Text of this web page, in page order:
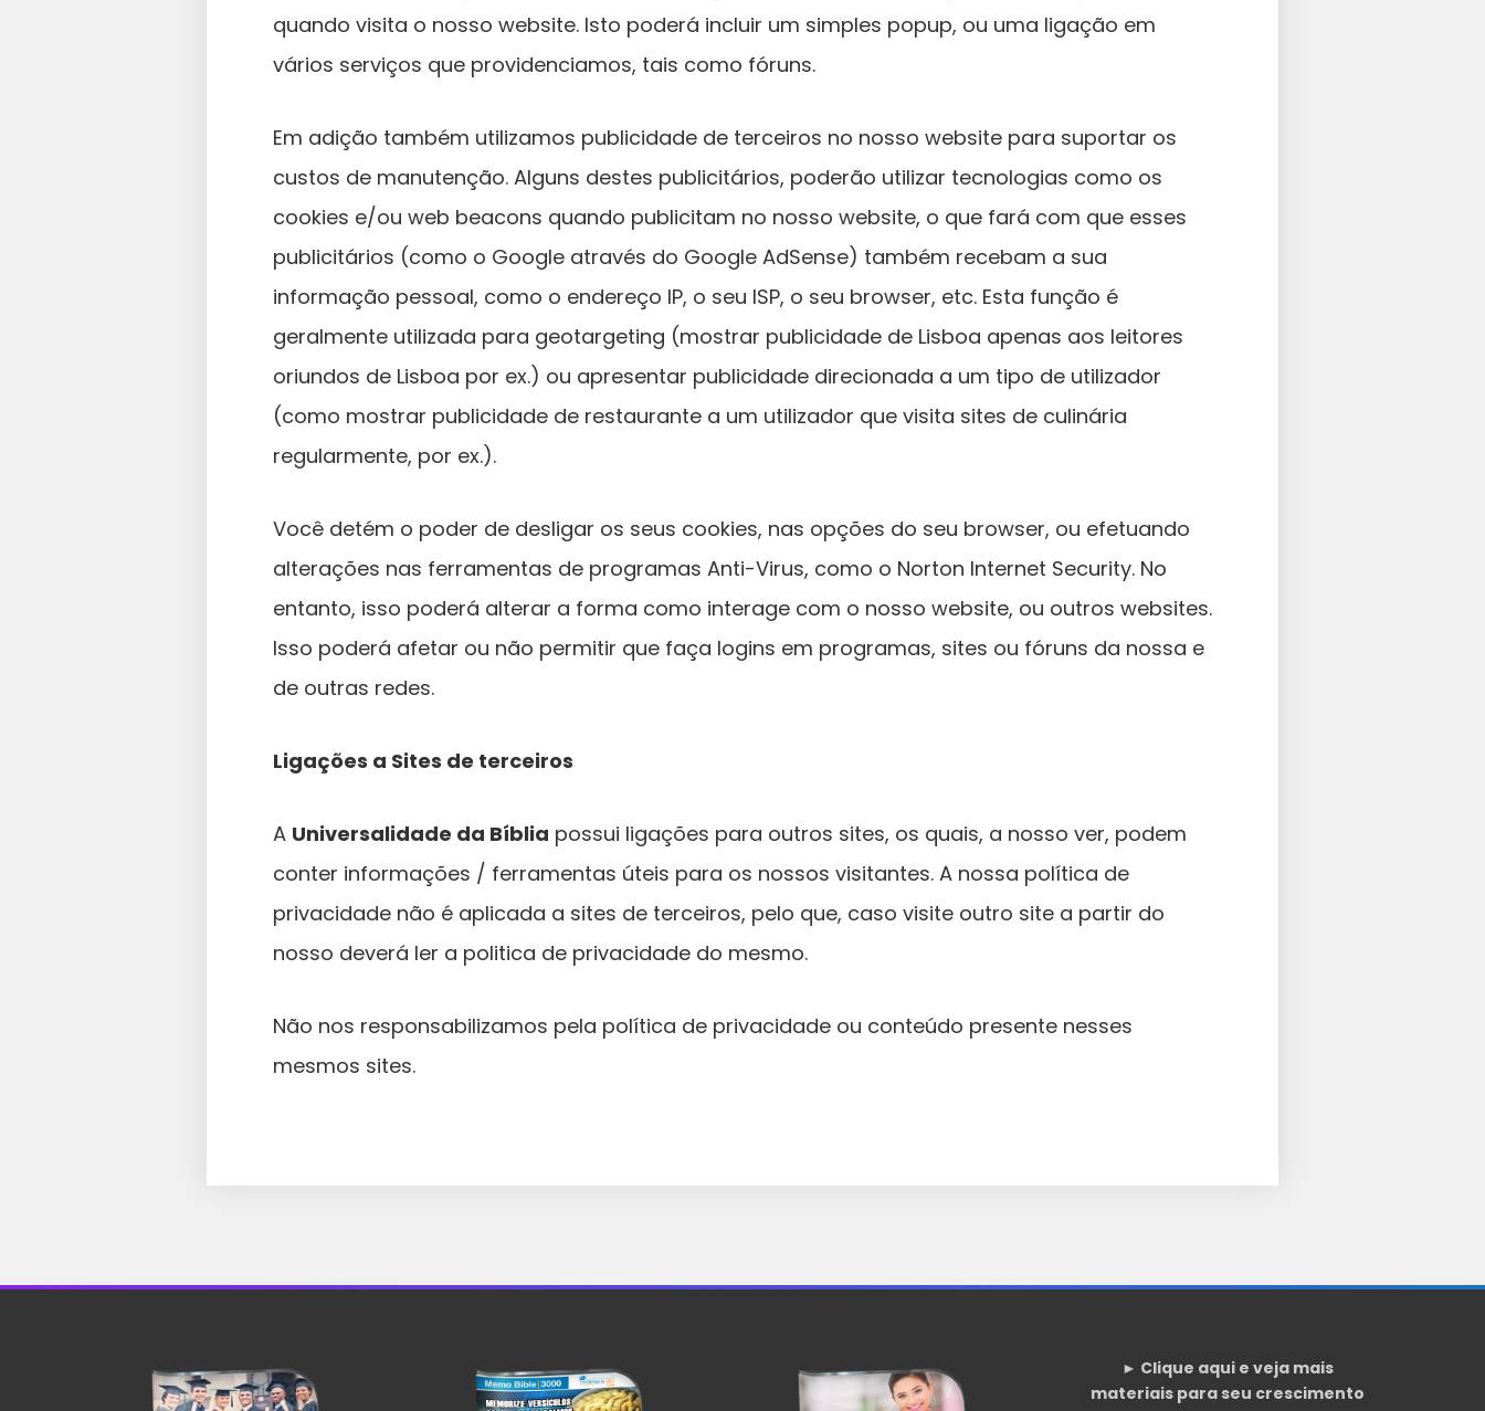
quando visita o nosso website. Isto poderá incluir um simples popup, ou uma ligação em
vários serviços que providenciamos, tais como fóruns.
Em adição também utilizamos publicidade de terceiros no nosso website para suportar os
custos de manutenção. Alguns destes publicitários, poderão utilizar tecnologias como os
cookies e/ou web beacons quando publicitam no nosso website, o que fará com que esses
publicitários (como o Google através do Google AdSense) também recebam a sua
informação pessoal, como o endereço IP, o seu ISP, o seu browser, etc. Esta função é
geralmente utilizada para geotargeting (mostrar publicidade de Lisboa apenas aos leitores
oriundos de Lisboa por ex.) ou apresentar publicidade direcionada a um tipo de utilizador
(como mostrar publicidade de restaurante a um utilizador que visita sites de culinária
regularmente, por ex.).
Você detém o poder de desligar os seus cookies, nas opções do seu browser, ou efetuando
alterações nas ferramentas de programas Anti-Virus, como o Norton Internet Security. No
entanto, isso poderá alterar a forma como interage com o nosso website, ou outros websites.
Isso poderá afetar ou não permitir que faça logins em programas, sites ou fóruns da nossa e
de outras redes.
Ligações a Sites de terceiros
A Universalidade da Bíblia possui ligações para outros sites, os quais, a nosso ver, podem
conter informações / ferramentas úteis para os nossos visitantes. A nossa política de
privacidade não é aplicada a sites de terceiros, pelo que, caso visite outro site a partir do
nosso deverá ler a politica de privacidade do mesmo.
Não nos responsabilizamos pela política de privacidade ou conteúdo presente nesses
mesmos sites.
► Clique aqui e veja mais
materiais para seu crescimento